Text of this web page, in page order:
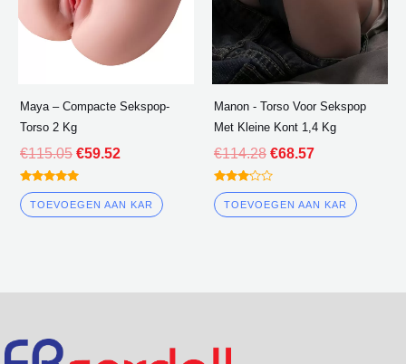
Maya – Compacte Sekspop-
Torso 2 Kg
€115.05 €59.52
gewaardeerd
5.00
uit 5
TOEVOEGEN AAN KAR
Manon - Torso Voor Sekspop
Met Kleine Kont 1,4 Kg
€114.28 €68.57
gewaardeerd
3.00
uit 5
TOEVOEGEN AAN KAR